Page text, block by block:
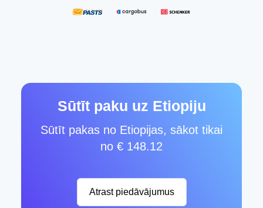
Sūtīt paku uz Etiopiju
Sūtīt pakas no Etiopijas, sākot tikai
no € 148.12
Atrast piedāvājumus